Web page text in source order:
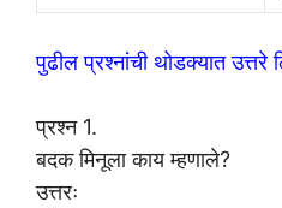
पुढील प्रश्नांची थोडक्यात उत्तरे
प्रश्न 1.
बदक मिनूला काय म्हणाले?
उत्तरः